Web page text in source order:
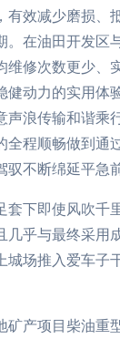
效减少磨损
在油田开发
修次数更少
动力的实用
浪传输和谐
程顺畅做到
不断绵延平急
下即使风吹
乎与最终采
场推入爱车
产项目柴油重